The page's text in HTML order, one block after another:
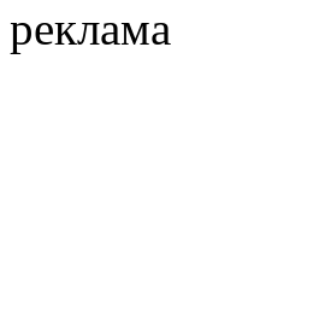
реклама